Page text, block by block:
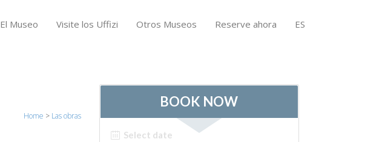
El Museo Visite los Uffizi Otros Museos Reserve ahora ES
Home > Las obras